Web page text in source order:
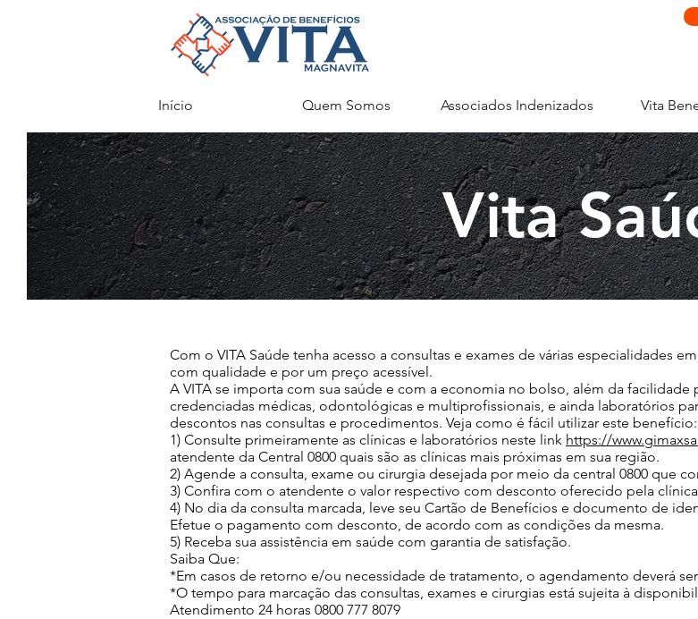
Início Quem Somos Associados Indenizados Vita
Vita
Com o VITA Saúde tenha acesso a consultas e exames de várias especialidades
com qualidade e por um preço acessível.
A VITA se importa com sua saúde e com a economia no bolso, além da
credenciadas médicas, odontológicas e multiprofissionais, e ainda laboratórios
descontos nas consultas e procedimentos. Veja como é fácil utilizar este benefício:
1) Consulte primeiramente as clínicas e laboratórios neste link https://
atendente da Central 0800 quais são as clínicas mais próximas em sua região.
2) Agende a consulta, exame ou cirurgia desejada por meio da central 0800 que
3) Confira com o atendente o valor respectivo com desconto oferecido pela
4) No dia da consulta marcada, leve seu Cartão de Benefícios e documento de
Efetue o pagamento com desconto, de acordo com as condições da mesma.
5) Receba sua assistência em saúde com garantia de satisfação.
Saiba Que:
*Em casos de retorno e/ou necessidade de tratamento, o agendamento deverá
*O tempo para marcação das consultas, exames e cirurgias está sujeita à
Atendimento 24 horas 0800 777 8079